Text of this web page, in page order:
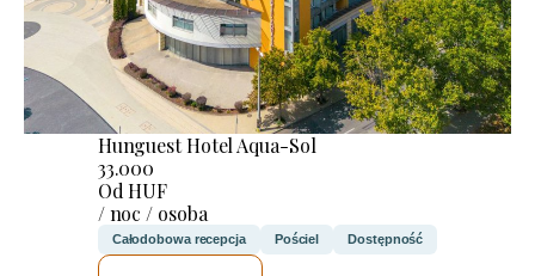
Hunguest Hotel Aqua-Sol
33.000
Od HUF
/ noc / osoba
Całodobowa recepcja Pościel Dostępność